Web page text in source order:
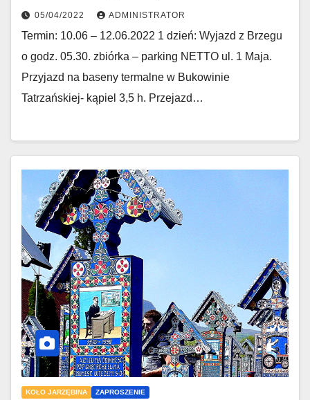
05/04/2022 ADMINISTRATOR
Termin: 10.06 – 12.06.2022 1 dzień: Wyjazd z Brzegu
o godz. 05.30. zbiórka – parking NETTO ul. 1 Maja.
Przyjazd na baseny termalne w Bukowinie
Tatrzańskiej- kąpiel 3,5 h. Przejazd…
KOŁO JARZĘBINA ZAPROSZENIE